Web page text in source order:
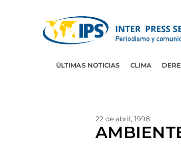
ÚLTIMAS NOTICIAS CLIMA
22 de abril, 1998